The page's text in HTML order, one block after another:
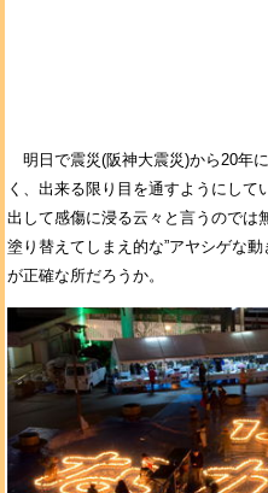
明日で震災(阪神大震災)から20年
く、出来る限り目を通すようにし
出して感傷に浸る云々と言うのでは
塗り替えてしまえ的な”アヤシゲな
が正確な所だろうか。